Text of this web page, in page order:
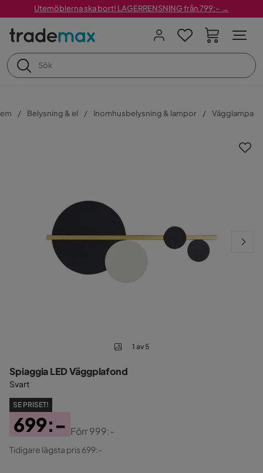
Utemöblerna ska bort! LAGERRENSNING från 799:– →
Belysning & el Inomhusbelysning & lampor Vägglampa
1 av 5
Spiaggia LED Väggplafond
Svart
SE PRISET!
Pris
699:-
Original
Förr999:-
Tidigare lägsta pris 699:-